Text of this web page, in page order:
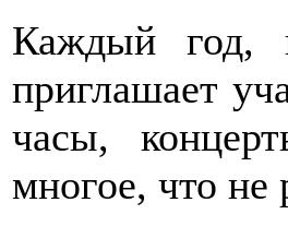
Каждый год,
приглашает
часы,
многое, что не